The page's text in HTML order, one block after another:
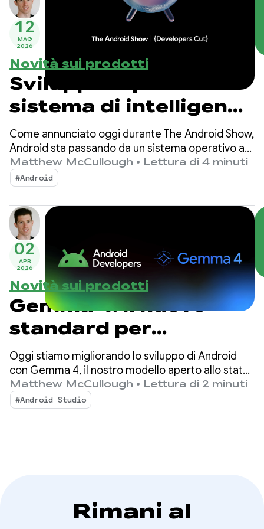
12
MAG
2026
Novità sui prodotti
Sviluppare per il
sistema di intelligence
su Android
Come annunciato oggi durante The Android Show,
Android sta passando da un sistema operativo a
un sistema di intelligence, creando maggiori
opportunità di coinvolgimento con le tue app.
Matthew McCullough • Lettura di 4 minuti
#Android
02
APR
2026
Novità sui prodotti
Gemma 4: il nuovo
standard per
l'intelligence agentica
locale su Android
Oggi stiamo migliorando lo sviluppo di Android
con Gemma 4, il nostro modello aperto allo stato
dell'arte più recente progettato con funzionalità
di ragionamento complesso e di chiamata di
strumenti autonomi.
Matthew McCullough • Lettura di 2 minuti
#Android Studio
Rimani al